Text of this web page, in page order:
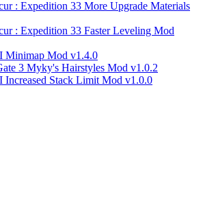
: Expedition 33 More Upgrade Materials
: Expedition 33 Faster Leveling Mod
Minimap Mod v1.4.0
3 Myky's Hairstyles Mod v1.0.2
Increased Stack Limit Mod v1.0.0